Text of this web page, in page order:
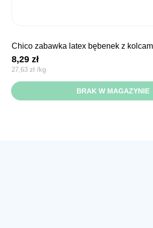
chico zabawka latex bębenek z
8,29zł
27,63zł /kg
BRAK W MAGAZYNIE